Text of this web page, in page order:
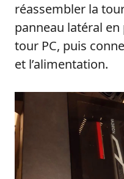
réassembler la
panneau latéral
tour PC, puis
et l’alimentation.